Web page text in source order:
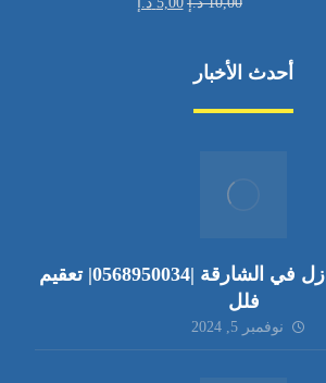
أحدث الأخبار
شركة تعقيم منازل في الشارقة |0568950034| تعقيم
فلل
نوفمبر 5, 2024